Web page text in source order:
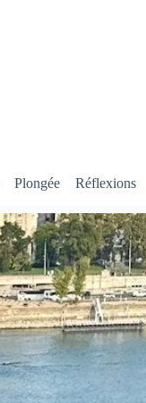
Plongée Réflexions